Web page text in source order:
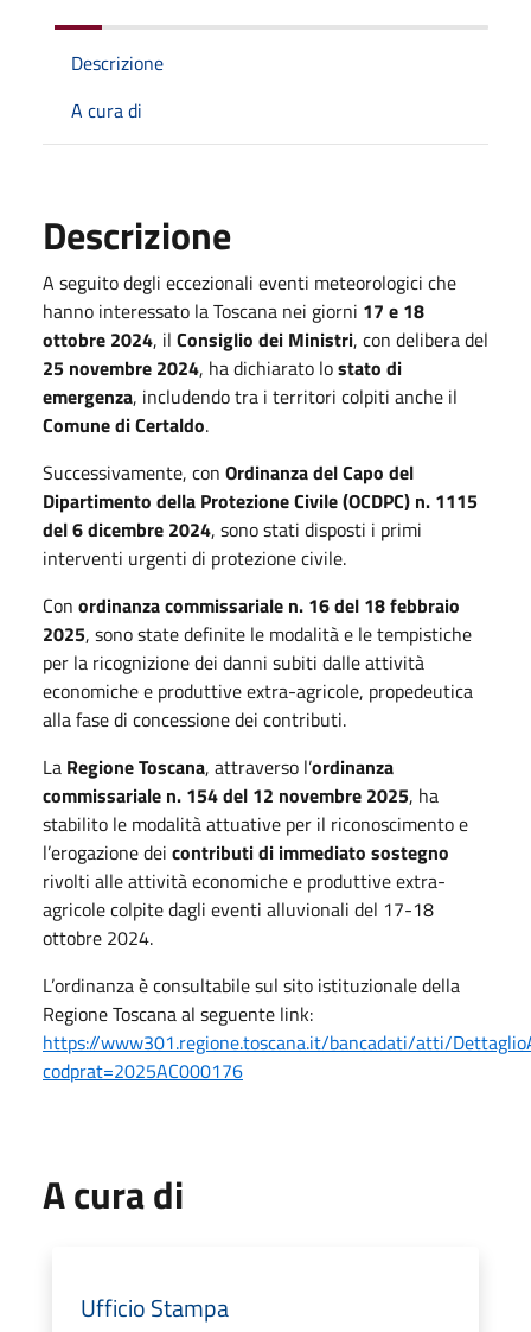
Descrizione
A cura di
Descrizione
A seguito degli eccezionali eventi meteorologici che
hanno interessato la Toscana nei giorni 17 e 18
ottobre 2024, il Consiglio dei Ministri, con delibera del
25 novembre 2024, ha dichiarato lostato di
emergenza, includendo tra i territori colpiti anche il
Comune di Certaldo.
Successivamente, con Ordinanza del Capo del
Dipartimento della Protezione Civile (OCDPC) n. 1115
del 6 dicembre 2024, sono stati disposti i primi
interventi urgenti di protezione civile.
Con ordinanza commissariale n. 16 del 18 febbraio
2025, sono state definite le modalità e le tempistiche
per la ricognizione dei danni subiti dalle attività
economiche e produttive extra-agricole, propedeutica
alla fase di concessione dei contributi.
La Regione Toscana, attraverso l’ordinanza
commissariale n. 154 del 12 novembre 2025, ha
stabilito le modalità attuative per il riconoscimento e
l’erogazione dei contributi di immediato sostegno
rivolti alle attività economiche e produttive extra-
agricole colpite dagli eventi alluvionali del 17-18
ottobre 2024.
L’ordinanza è consultabile sul sito istituzionale della
Regione Toscana al seguente link:
https://www301.regione.toscana.it/bancadati/atti/
codprat=2025AC000176
A cura di
Ufficio Stampa